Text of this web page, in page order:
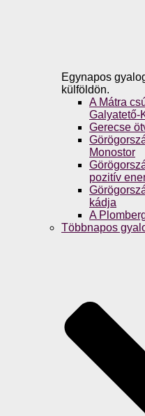
Egynapos
külföldön.
A Mátra
Galyatető-
Gerecse
Monostor
pozitív
kádja
A
Többnapos